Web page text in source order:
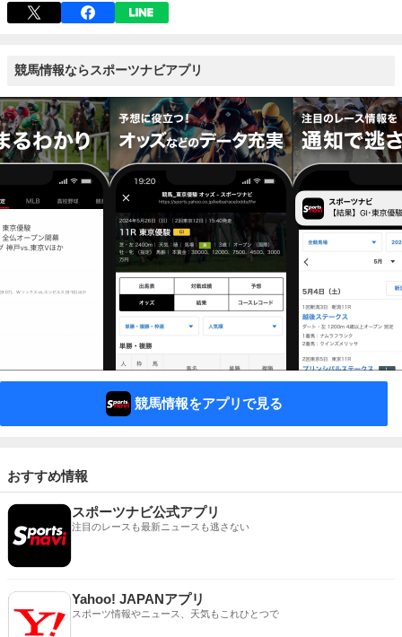
競馬情報ならスポーツナビアプリ
競馬情報をアプリで見る
おすすめ情報
スポーツナビ公式アプリ
注目のレースも最新ニュースも逃さない
Yahoo! JAPANアプリ
スポーツ情報やニュース、天気もこれひとつで